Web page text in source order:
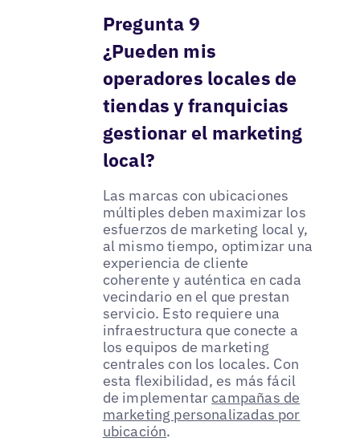
Pregunta 9
¿Pueden mis
operadores locales de
tiendas y franquicias
gestionar el marketing
local?
Las marcas con ubicaciones
múltiples deben maximizar los
esfuerzos de marketing local y,
al mismo tiempo, optimizar una
experiencia de cliente
coherente y auténtica en cada
vecindario en el que prestan
servicio. Esto requiere una
infraestructura que conecte a
los equipos de marketing
centrales con los locales. Con
esta flexibilidad, es más fácil
de implementarcampañas de
marketing personalizadas por
ubicación.